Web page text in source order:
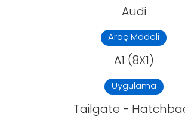
Audi
Araç Modeli
A1 (8X1)
Uygulama
Tailgate -